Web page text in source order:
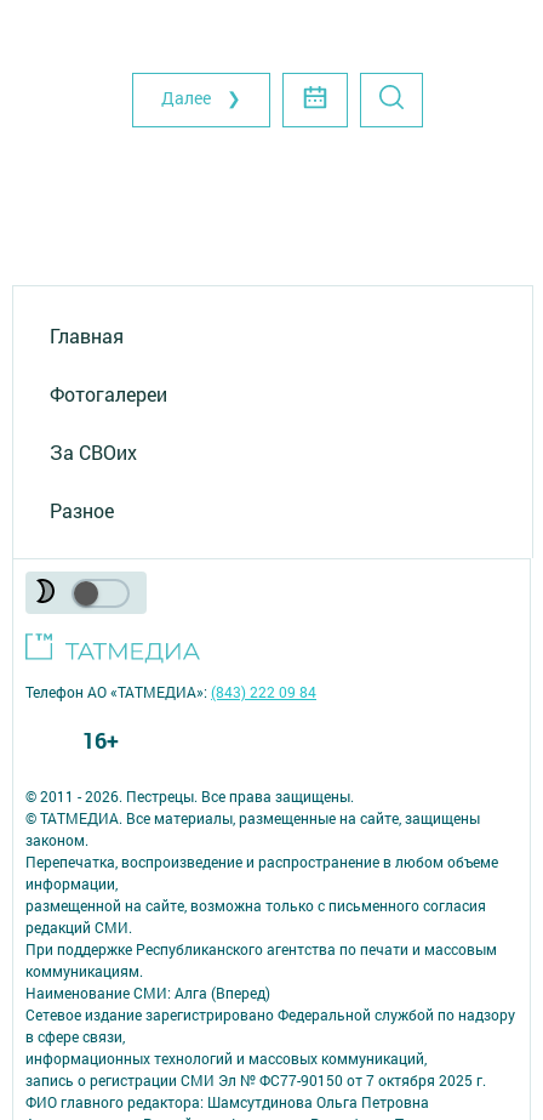
Далее ❯
Главная
Фотогалереи
За СВОих
Разное
© 2011 - 2026. Пестрецы. Все права защищены.
© ТАТМЕДИА. Все материалы, размещенные на сайте, защищены
законом.
Перепечатка, воспроизведение и распространение в любом объеме
информации,
размещенной на сайте, возможна только с письменного согласия
редакций СМИ.
При поддержке Республиканского агентства по печати и массовым
коммуникациям.
Наименование СМИ: Алга (Вперед)
Сетевое издание зарегистрировано Федеральной службой по надзору
в сфере связи,
информационных технологий и массовых коммуникаций,
запись о регистрации СМИ Эл № ФС77-90150 от 7 октября 2025 г.
ФИО главного редактора: Шамсутдинова Ольга Петровна
Телефон АО «ТАТМЕДИА»:(843) 222 09 84
16+